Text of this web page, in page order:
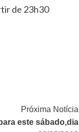
de 23h30
Próxima Notícia
este sábado,dia